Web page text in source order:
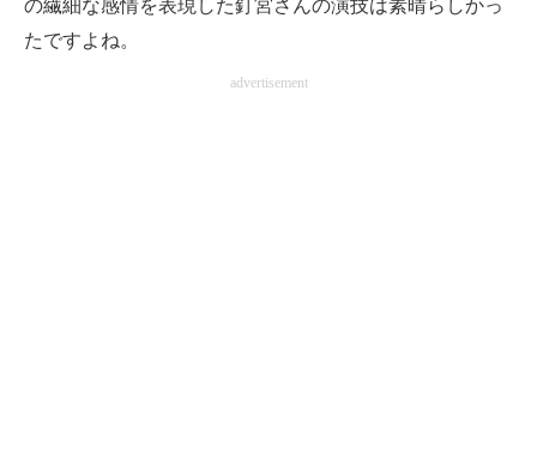
の繊細な感情を表現した釘宮さんの演技は素晴らしかっ
たですよね。
advertisement